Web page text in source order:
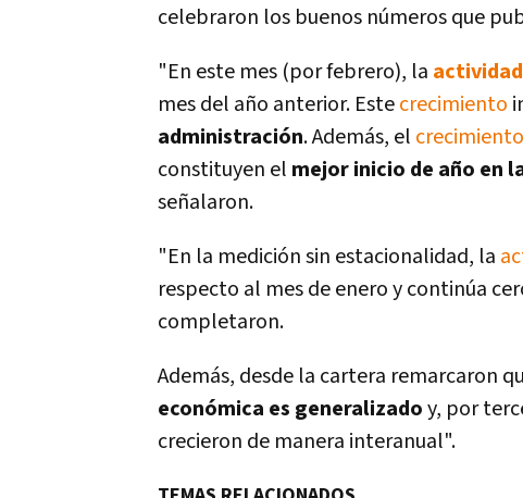
celebraron los buenos números que
"En este mes (por febrero), la actividad
mes del año anterior. Estecrecimiento
administración. Además, el crecimiento
constituyen el mejor inicio de año en
señalaron.
"En la medición sin estacionalidad, la
respecto al mes de enero y continúa
completaron.
Además, desde la cartera remarcaron
económica es generalizadoy, por
crecieron de manera interanual".